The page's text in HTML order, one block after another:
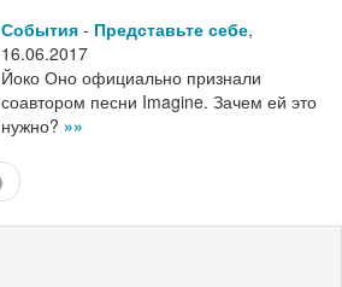
События - Представьте себе,
16.06.2017
Йоко Оно официально признали
соавтором песни Imagine. Зачем ей это
нужно? »»